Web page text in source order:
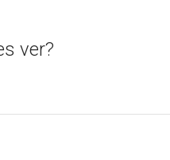
ver?